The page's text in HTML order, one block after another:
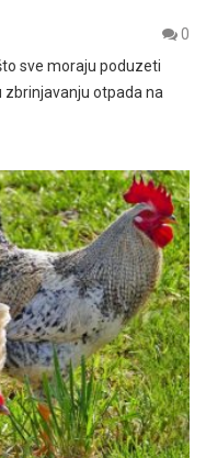
0
sve moraju poduzeti
zbrinjavanju otpada na